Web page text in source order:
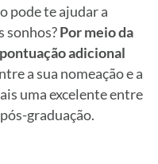
pode te ajudar a
sonhos?Por meio da
adicional
a sua nomeação e a
uma excelente entre
graduação.